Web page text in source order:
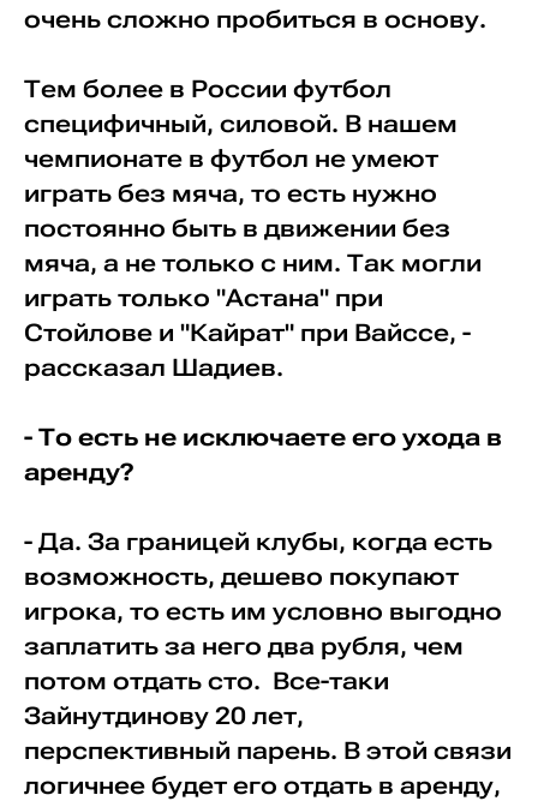
очень сложно пробиться в основу.
Тем более в России футбол
специфичный, силовой. В нашем
чемпионате в футбол не умеют
играть без мяча, то есть нужно
постоянно быть в движении без
мяча, а не только с ним. Так могли
играть только "Астана" при
Стойлове и "Кайрат" при Вайссе, -
рассказал Шадиев.
- То есть не исключаете его ухода в
аренду?
- Да. За границей клубы, когда есть
возможность, дешево покупают
игрока, то есть им условно выгодно
заплатить за него два рубля, чем
потом отдать сто. Все-таки
Зайнутдинову 20 лет,
перспективный парень. В этой связи
логичнее будет его отдать в аренду,